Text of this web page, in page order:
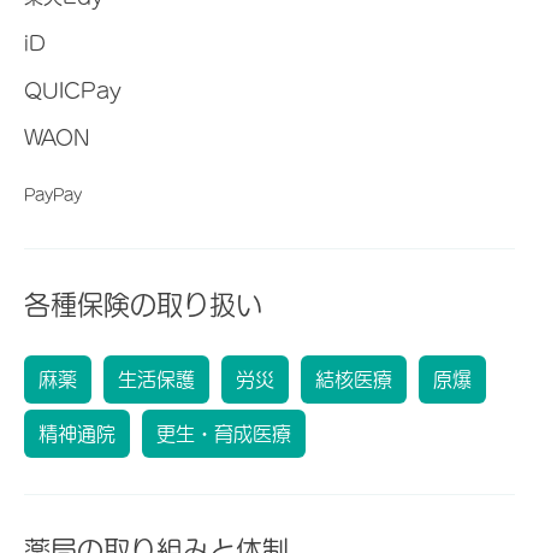
iD
QUICPay
WAON
PayPay
各種保険の取り扱い
麻薬 生活保護 労災 結核医療 原爆
精神通院 更生・育成医療